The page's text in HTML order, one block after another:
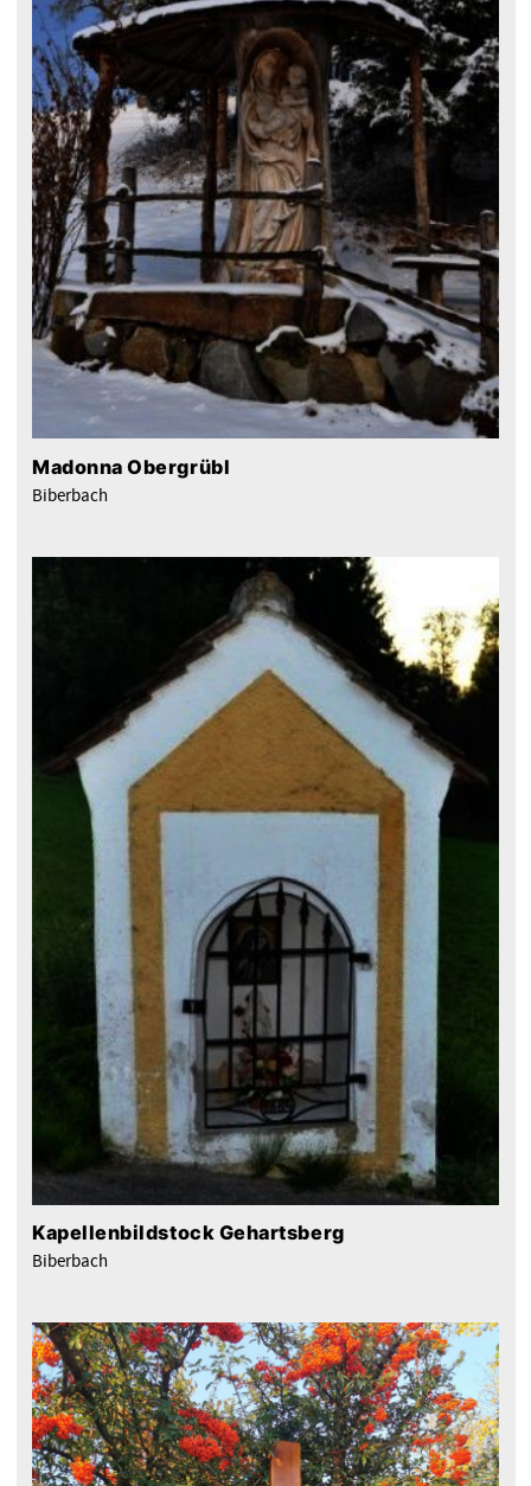
Madonna Obergrübl
Biberbach
Kapellenbildstock Gehartsberg
Biberbach